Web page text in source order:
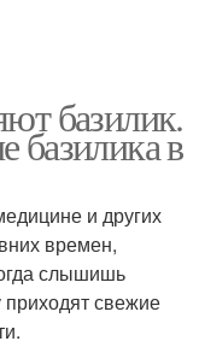
базилик.
базилика в
и других
времен,
слышишь
приходят свежие